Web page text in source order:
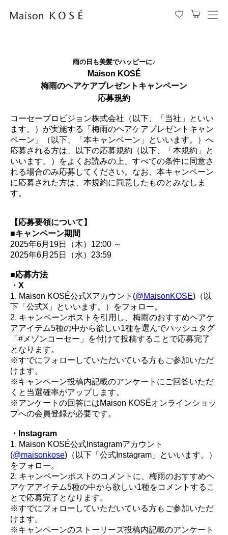
メ
雨の日も美髪でハッピーに♪
Maison KOSÉ
梅雨のヘアケアプレゼントキャンペーン
応募規約
コーセープロビジョン株式会社（以下、「当社」といい
ます。）が実施する「梅雨のヘアケアプレゼントキャン
ペーン」（以下、「本キャンペーン」といいます。）へ
応募される方は、以下の応募規約（以下、「本規約」と
いいます。）をよくお読みの上、すべての条件に同意さ
れる場合のみ応募してください。なお、本キャンペーン
に応募された方は、本規約に同意したものとみなしま
す。
【応募要領について】
■キャンペーン期間
2025年6月19日（木）12:00 ～
2025年6月25日（水）23:59
■応募方法
・X
1. Maison KOSÉ公式Xアカウント(@MaisonKOSE)（以
下「公式X」といいます。）をフォロー。
2. キャンペーンポストを引用し、梅雨のおすすめヘアケ
アアイテム5種の中から欲しい1種を選んでハッシュタグ
「#メゾンコーセー」を付けて投稿することで応募完了
となります。
※すでにフォローしていただいている方もご参加いただ
けます。
※キャンペーン投稿内記載のアンケートにご回答いただ
くと当選確率がアップします。
※アンケートの回答にはMaison KOSÉオンラインショッ
プへの会員登録が必要です。
・Instagram
1. Maison KOSÉ公式Instagramアカウント
(@maisonkose)（以下「公式Instagram」といいます。）
をフォロー。
2. キャンペーンポストのコメントに、梅雨のおすすめヘ
アケアアイテム5種の中から欲しい1種をコメントするこ
とで応募完了となります。
※すでにフォローしていただいている方もご参加いただ
けます。
※キャンペーンのストーリーズ投稿内記載のアンケート